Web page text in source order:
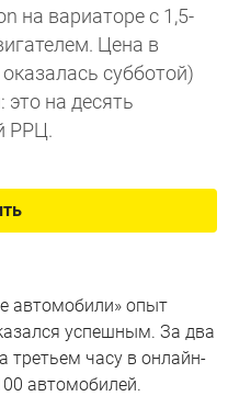
на вариаторе с 1,5-
Цена в
субботой)
это на десять
РРЦ.
автомобили» опыт
успешным. За два
третьем часу в онлайн-
автомобилей.